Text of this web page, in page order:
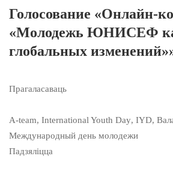
Голосование «Онлайн-
«Молодежь ЮНИСЕФ
глобальных
Прагаласаваць
A-team, International Youth Day, IYD,
Международный день молодежи
Падзяліцца